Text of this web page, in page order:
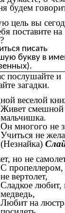
будем
цель вы
поставите на
писать
букву в
послушайте и
загадки.
веселой
Живет смешной
мальчишка.
Он многого не
Учиться не
(Незнайка)
но не
С пропеллером,
не вертолет,
Сладкое любит,
медведь,
Любит на